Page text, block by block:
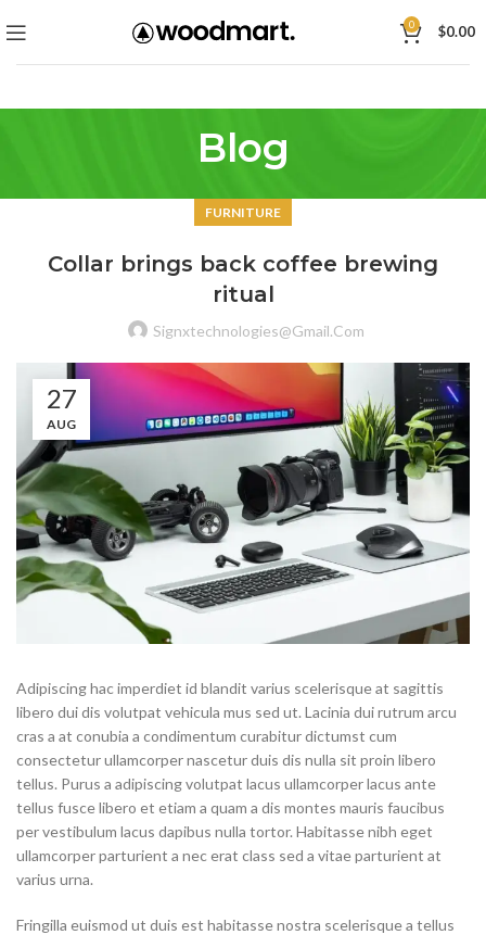
0 $0.00
Blog
FURNITURE
Collar brings back coffee brewing
ritual
Signxtechnologies@gmail.com
27
AUG
Adipiscing hac imperdiet id blandit varius scelerisque at sagittis
libero dui dis volutpat vehicula mus sed ut. Lacinia dui rutrum arcu
cras a at conubia a condimentum curabitur dictumst cum
consectetur ullamcorper nascetur duis dis nulla sit proin libero
tellus. Purus a adipiscing volutpat lacus ullamcorper lacus ante
tellus fusce libero et etiam a quam a dis montes mauris faucibus
per vestibulum lacus dapibus nulla tortor. Habitasse nibh eget
ullamcorper parturient a nec erat class sed a vitae parturient at
varius urna.
Fringilla euismod ut duis est habitasse nostra scelerisque a tellus